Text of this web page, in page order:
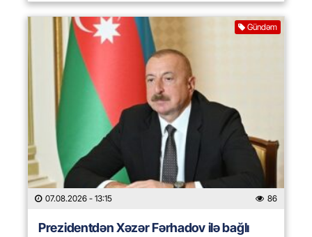
Gündəm
07.08.2026 - 13:15 86
Prezidentdən Xəzər Fərhadov ilə bağlı